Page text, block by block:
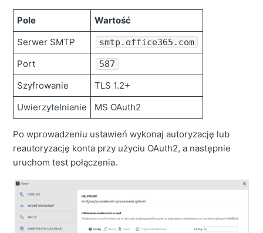
Pole
Wartość
Serwer SMTP
smtp.office365.com
Port 587
Szyfrowanie
TLS 1.2+
Uwierzytelnianie
MS OAuth2
Po wprowadzeniu ustawień wykonaj autoryzację lub
reautoryzację konta przy użyciu OAuth2, a następnie
uruchom test połączenia.